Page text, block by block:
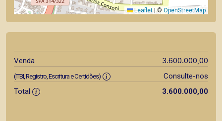
Leaflet © OpenStreetMap
Venda 3.600.000,00
(ITBI, Registro, Escritura e Certidões)
Consulte-nos
Total
3.600.000,00